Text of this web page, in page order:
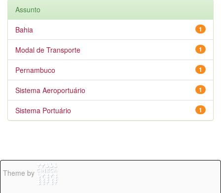
Assunto
1
Bahia
1
Modal de Transporte
1
Pernambuco
1
Sistema Aeroportuário
1
Sistema Portuário
Theme by